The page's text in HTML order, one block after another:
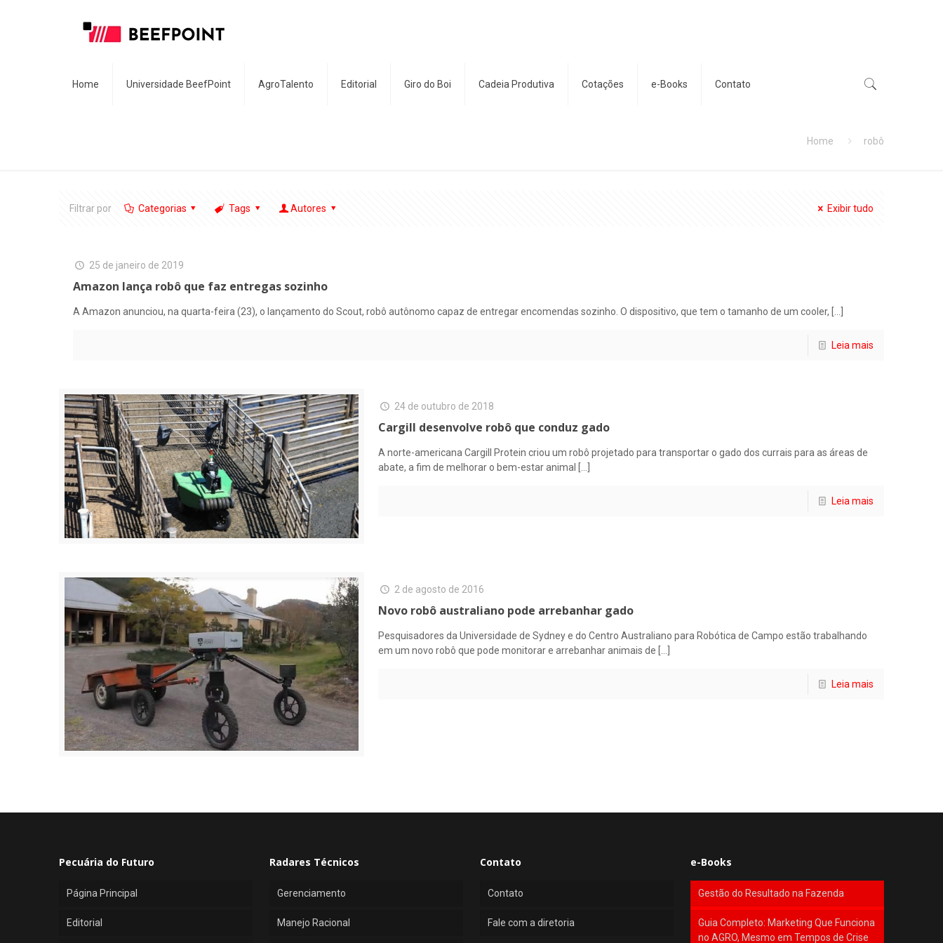
Home Universidade BeefPoint AgroTalento Editorial Giro do Boi Cadeia Produtiva Cotações e-Books Contato
Home robô
Filtrar por Categorias Tags Autores Exibir tudo
25 de janeiro de 2019
Amazon lança robô que faz entregas sozinho
A Amazon anunciou, na quarta-feira (23), o lançamento do Scout, robô autônomo capaz de entregar encomendas sozinho. O dispositivo, que tem o tamanho de um cooler,
Leia mais
24 de outubro de 2018
Cargill desenvolve robô que conduz gado
A norte-americana Cargill Protein criou um robô projetado para transportar o gado dos currais para as áreas de
abate, a fim de melhorar o bem-estar animal
Leia mais
2 de agosto de 2016
Novo robô australiano pode arrebanhar gado
Pesquisadores da Universidade de Sydney e do Centro Australiano para Robótica de Campo estão trabalhando
em um novo robô que pode monitorar e arrebanhar animais de
Leia mais
Pecuária do Futuro
Página Principal
Editorial
Radares Técnicos
Gerenciamento
Manejo Racional
Contato
Contato
Fale com a diretoria
e-Books
Gestão do Resultado na Fazenda
Guia Completo: Marketing Que Funciona
no AGRO, Mesmo em Tempos de Crise